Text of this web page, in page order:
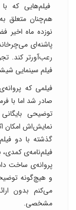
فیلم‌هایی که
هم‌چنان متعلق
نوزده ماه اخیر
پاشنه‌ای
رعب‌آورتر کند.
فیلم سینمایی
فیلمی که
صادر شد اما با
توضیحی
نمایش‌اش امکان
گذشته با دو
فیلم‌نامه‌ی
پروانه‌ی ساخت
و هیچ‌گونه
می‌کنم بدون
مشخصی.